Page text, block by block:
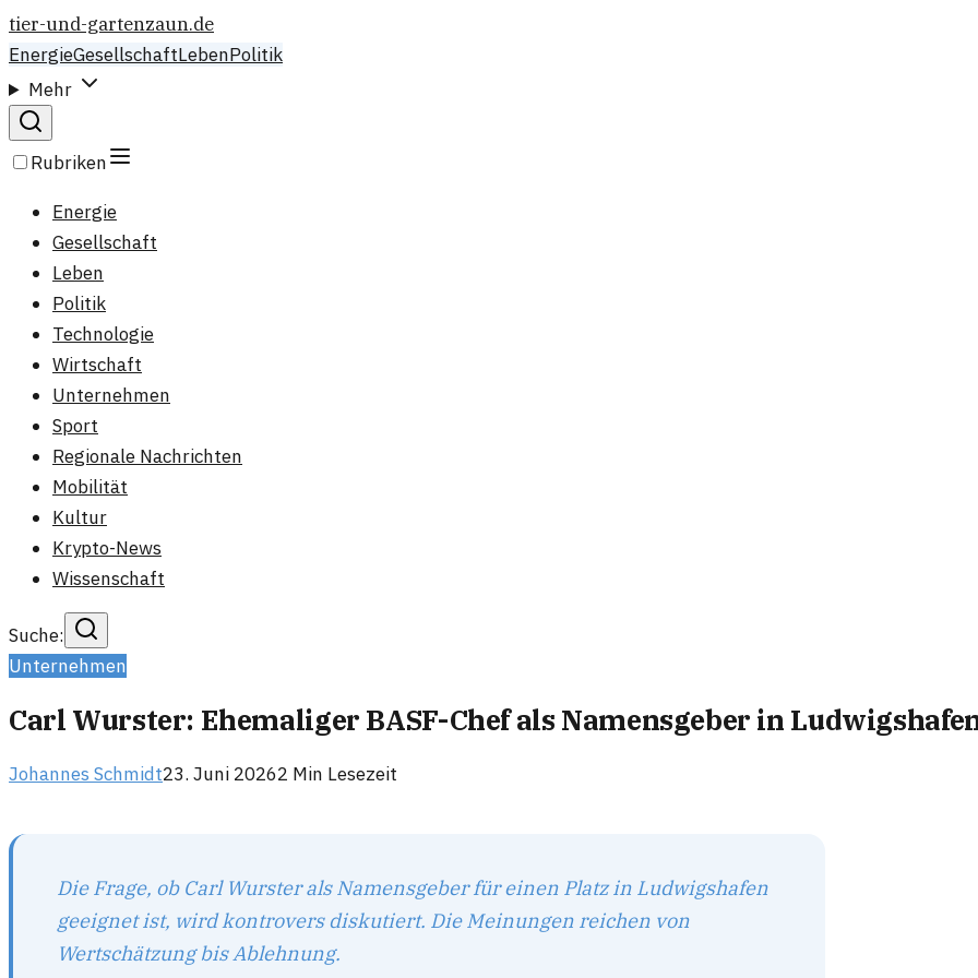
tier-und-gartenzaun.de
EnergieGesellschaftLebenPolitik
Mehr
Rubriken
Energie
Gesellschaft
Leben
Politik
Technologie
Wirtschaft
Unternehmen
Sport
Regionale Nachrichten
Mobilität
Kultur
Krypto-News
Wissenschaft
Suche:
Unternehmen
Carl Wurster: Ehemaliger BASF-Chef als Namensgeber in
Johannes Schmidt23. Juni 20262 Min Lesezeit
Die Frage, ob Carl Wurster als Namensgeber für einen Platz in Ludwigshafen
geeignet ist, wird kontrovers diskutiert. Die Meinungen reichen von
Wertschätzung bis Ablehnung.